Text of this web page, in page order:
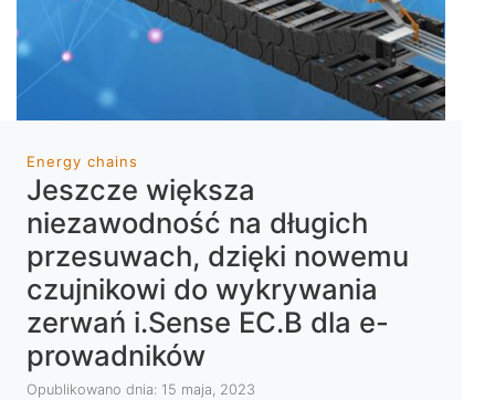
Energy chains
Jeszcze większa
niezawodność na długich
przesuwach, dzięki nowemu
czujnikowi do wykrywania
zerwań i.Sense EC.B dla e-
prowadników
Opublikowano dnia: 15 maja, 2023